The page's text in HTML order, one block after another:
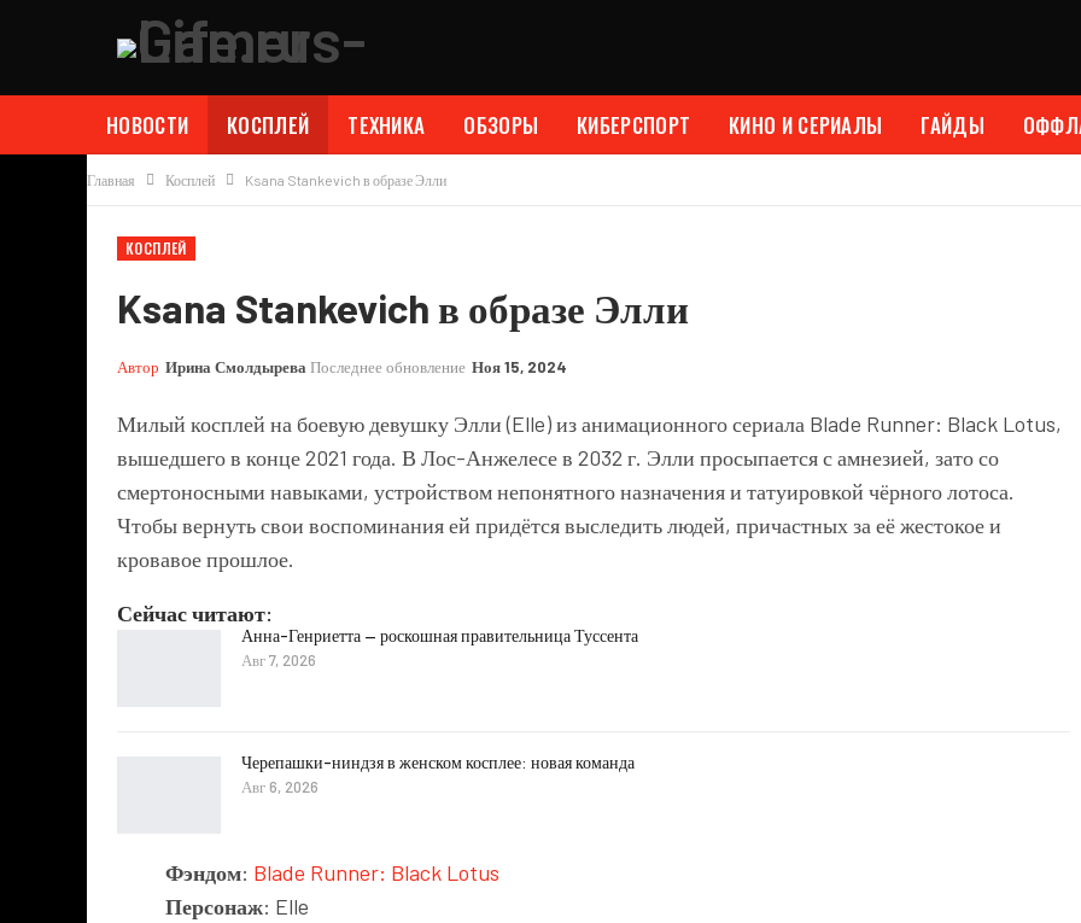
НОВОСТИ КОСПЛЕЙ ТЕХНИКА ОБЗОРЫ КИБЕРСПОРТ КИНО И СЕРИАЛЫ ГАЙДЫ
Главная Косплей Ksana Stankevich в образе Элли
КОСПЛЕЙ
Ksana Stankevich в образе Элли
Автор Ирина СмолдыреваПоследнее обновление Ноя 15, 2024
Милый косплей на боевую девушку Элли (Elle) из анимационного сериала Blade Runner: Black Lotus,
вышедшего в конце 2021 года. В Лос-Анжелесе в 2032 г. Элли просыпается с амнезией, зато со
смертоносными навыками, устройством непонятного назначения и татуировкой чёрного лотоса.
Чтобы вернуть свои воспоминания ей придётся выследить людей, причастных за её жестокое и
кровавое прошлое.
Сейчас читают:
Анна-Генриетта — роскошная правительница Туссента
Авг 7, 2026
Черепашки-ниндзя в женском косплее: новая команда
Авг 6, 2026
Фэндом: Blade Runner: Black Lotus
Персонаж: Elle